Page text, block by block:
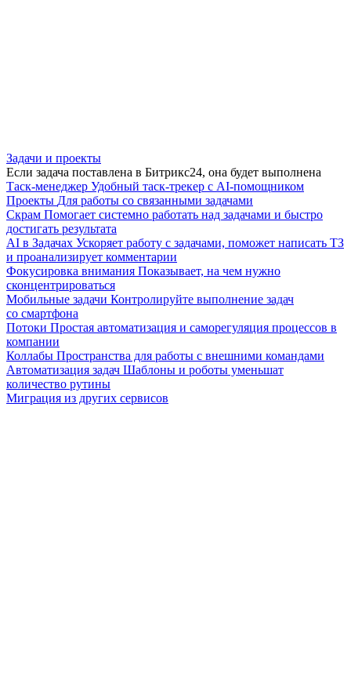
Задачи и проекты
Если задача поставлена в Битрикс24, она будет выполнена
Таск-менеджер Удобный таск-трекер с AI-помощником
Проекты Для работы со связанными задачами
Скрам Помогает системно работать над задачами и быстро
достигать результата
AI в Задачах Ускоряет работу с задачами, поможет написать ТЗ
и проанализирует комментарии
Фокусировка внимания Показывает, на чем нужно
сконцентрироваться
Мобильные задачи Контролируйте выполнение задач
со смартфона
Потоки Простая автоматизация и саморегуляция процессов в
компании
Коллабы Пространства для работы с внешними командами
Автоматизация задач Шаблоны и роботы уменьшат
количество рутины
Миграция из других сервисов